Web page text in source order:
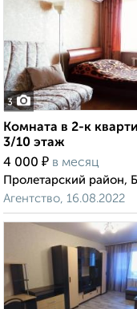
3
Комната в 2-к
3/10 этаж
4 000 ₽ в месяц
Пролетарский район,
Агентство, 16.08.2022